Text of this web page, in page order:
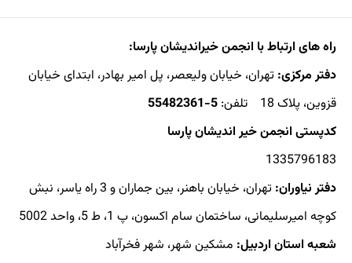
راه های ارتباط با انجمن خیراندیشان پارسا:
دفتر مرکزی: تهران، خیابان ولیعصر، پل امیر بهادر، ابتدای خیابان
قزوین، پلاک 18 تلفن:
5-55482361
کدپستی انجمن خیر اندیشان پارسا
1335796183
دفتر نیاوران:
تهران، خیابان باهنر، بین جماران و 3 راه یاسر، نبش
کوچه امیرسلیمانی، ساختمان سام اکسون، پ 1، ط 5، واحد 5002
شعبه استان اردبیل: مشکین شهر، شهر فخرآباد